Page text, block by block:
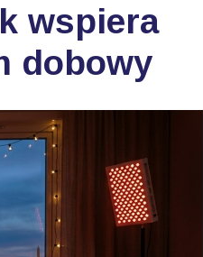
wspiera
dobowy